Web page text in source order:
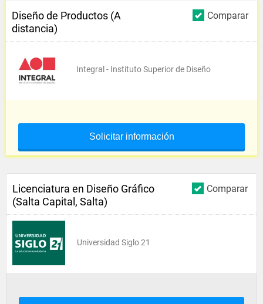
Comparar
Diseño de Productos (A
distancia)
Integral - Instituto Superior de Diseño
Solicitar información
Comparar
Licenciatura en Diseño Gráfico
(Salta Capital, Salta)
Universidad Siglo 21